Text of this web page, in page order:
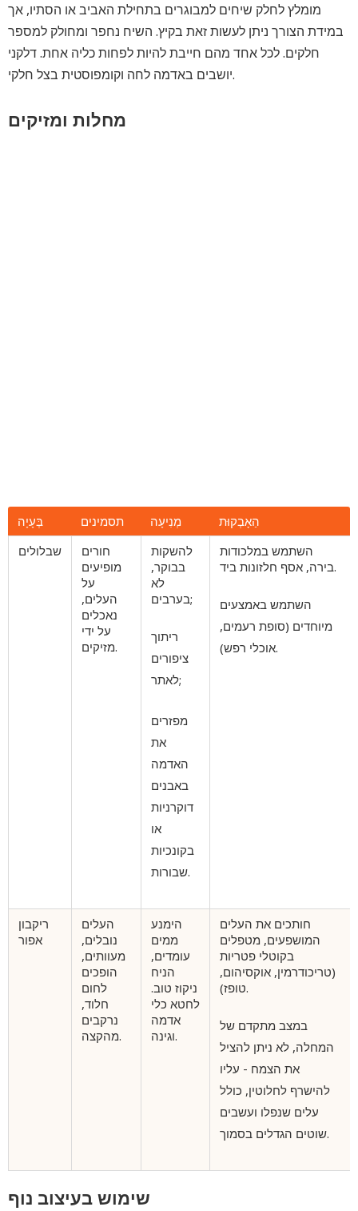
מומלץ לחלק שיחים למבוגרים בתחילת האביב או הסתיו, אך
במידת הצורך ניתן לעשות זאת בקיץ. השיח נחפר ומחולק למספר
חלקים. לכל אחד מהם חייבת להיות לפחות כליה אחת. דלקני
יושבים באדמה לחה וקומפוסטית בצל חלקי.
מחלות ומזיקים
בְּעָיָה תסמינים מְנִיעָה
הַאָבְקוּת
שבלולים
חורים
מופיעים
על
העלים,
נאכלים
על ידי
מזיקים.
להשקות
בבוקר,
לא
בערבים;
ריתוך
ציפורים
לאתר;
מפזרים
את
האדמה
באבנים
דוקרניות
או
בקונכיות
שבורות.
השתמש במלכודות
בירה, אסף חלזונות ביד.
השתמש באמצעים
מיוחדים (סופת רעמים,
אוכלי רפש).
ריקבון
אפור
העלים
נובלים,
מעוותים,
הופכים
לחום
חלוד,
נרקבים
מהקצה.
הימנע
ממים
עומדים,
הניח
ניקוז טוב.
לחטא כלי
אדמה
וגינה.
חותכים את העלים
המושפעים, מטפלים
בקוטלי פטריות
(טריכודרמין, אוקסיהום,
טופז).
במצב מתקדם של
המחלה, לא ניתן להציל
את הצמח - עליו
להישרף לחלוטין, כולל
עלים שנפלו ועשבים
שוטים הגדלים בסמוך.
שימוש בעיצוב נוף